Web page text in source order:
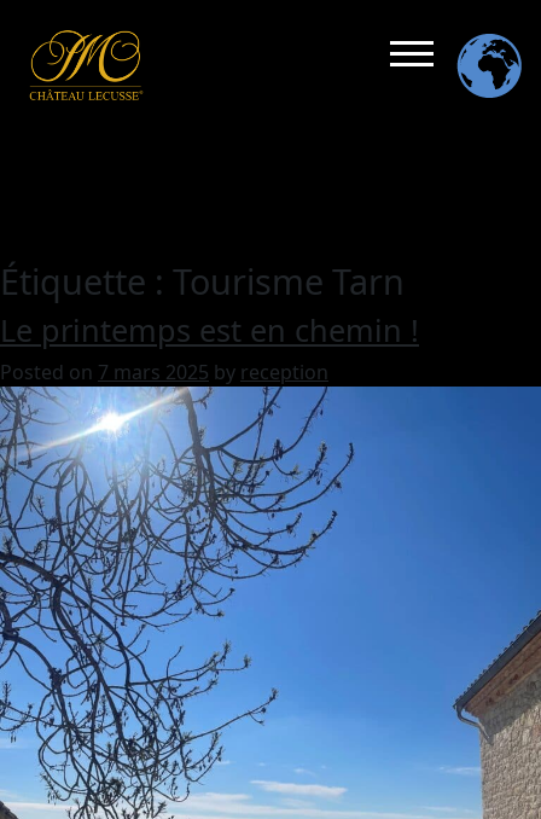
Étiquette : Tourisme Tarn
Le printemps est en chemin !
Posted on 7 mars 2025 by reception